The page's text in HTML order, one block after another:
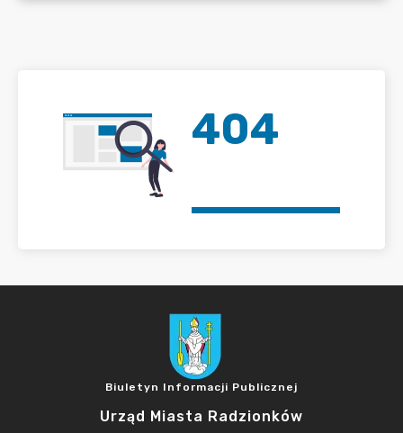
404
Biuletyn Informacji Publicznej
Urząd Miasta Radzionków